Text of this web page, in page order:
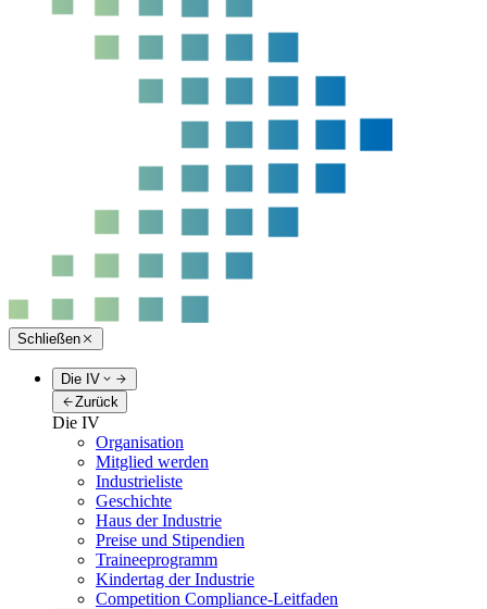
Schließen
Die IV
Zurück
Die IV
Organisation
Mitglied werden
Industrieliste
Geschichte
Haus der Industrie
Preise und Stipendien
Traineeprogramm
Kindertag der Industrie
Competition Compliance-Leitfaden